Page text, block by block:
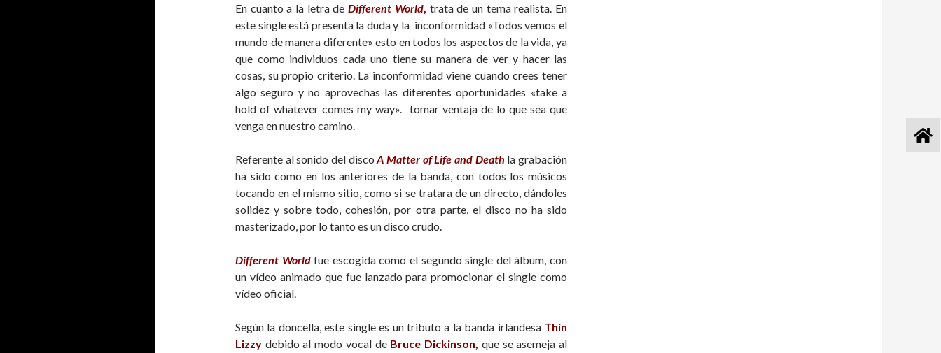
En cuanto a la letra deDifferent World, trata de un temarealista. En
este single está presenta la duda y la inconformidad «Todos vemos el
mundo de manera diferente» esto en todos los aspectos de la vida, ya
que como individuos cada uno tiene su manera de ver y hacer las
cosas, su propio criterio. La inconformidad viene cuando crees tener
algo seguro y no aprovechas las diferentes oportunidades «take a
hold of whatever comes my way». tomar ventaja de lo que sea que
venga en nuestro camino.
Referente al sonido del discoA Matter of Life and Death la grabación
ha sido como en los anteriores de la banda, con todos los músicos
tocando en el mismo sitio, como si se tratara de un directo, dándoles
solidez y sobre todo, cohesión, por otra parte, el disco no ha sido
masterizado, por lo tanto es un disco crudo.
Different Worldfue escogida como el segundo single del álbum, con
un vídeo animado que fue lanzado para promocionar el single como
vídeo oficial.
Según la doncella, este single es un tributo a la banda irlandesa Thin
Lizzy debido al modo vocal de Bruce Dickinson, que se asemeja al